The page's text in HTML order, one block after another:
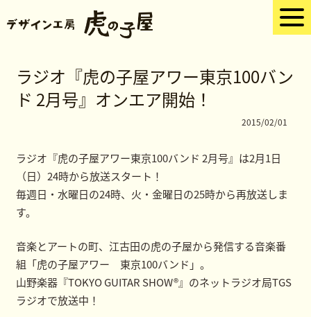
ラジオ『虎の子屋アワー東京100バン
ド 2月号』オンエア開始！
2015/02/01
ラジオ『虎の子屋アワー東京100バンド 2月号』は2月1日
（日）24時から放送スタート！
毎週日・水曜日の24時、火・金曜日の25時から再放送しま
す。
音楽とアートの町、江古田の虎の子屋から発信する音楽番
組「虎の子屋アワー 東京100バンド」。
山野楽器『TOKYO GUITAR SHOW®』のネットラジオ局TGS
ラジオで放送中！